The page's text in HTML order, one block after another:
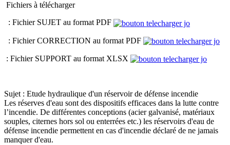
Fichiers à télécharger
: Fichier SUJET au format PDF
: Fichier CORRECTION au format PDF
: Fichier SUPPORT au format XLSX
Sujet : Etude hydraulique d'un réservoir de défense incendie
Les réserves d'eau sont des dispositifs efficaces dans la lutte contre
l’incendie. De différentes conceptions (acier galvanisé, matériaux
souples, citernes hors sol ou enterrées etc.) les réservoirs d'eau de
défense incendie permettent en cas d'incendie déclaré de ne jamais
manquer d'eau.